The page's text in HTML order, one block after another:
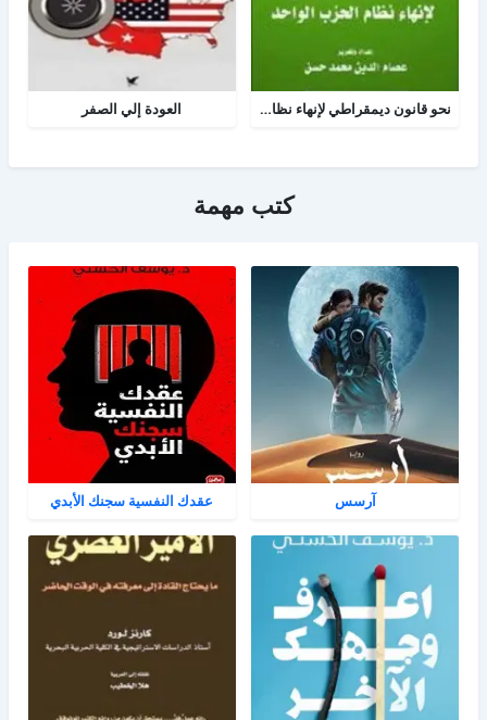
نحو قانون ديمقراطي لإنهاء نظام الحزب الواحد العودة إلي الصفر
كتب مهمة
آرسس عقدك النفسية سجنك الأبدي